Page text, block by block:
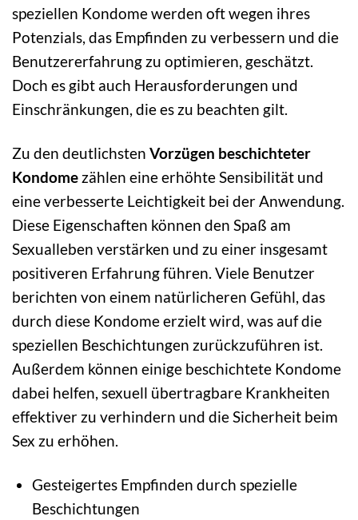
speziellen Kondome werden oft wegen ihres
Potenzials, das Empfinden zu verbessern und die
Benutzererfahrung zu optimieren, geschätzt.
Doch es gibt auch Herausforderungen und
Einschränkungen, die es zu beachten gilt.
Zu den deutlichsten Vorzügen beschichteter
Kondome zählen eine erhöhte Sensibilität und
eine verbesserte Leichtigkeit bei der Anwendung.
Diese Eigenschaften können den Spaß am
Sexualleben verstärken und zu einer insgesamt
positiveren Erfahrung führen. Viele Benutzer
berichten von einem natürlicheren Gefühl, das
durch diese Kondome erzielt wird, was auf die
speziellen Beschichtungen zurückzuführen ist.
Außerdem können einige beschichtete Kondome
dabei helfen, sexuell übertragbare Krankheiten
effektiver zu verhindern und die Sicherheit beim
Sex zu erhöhen.
Gesteigertes Empfinden durch spezielle
Beschichtungen